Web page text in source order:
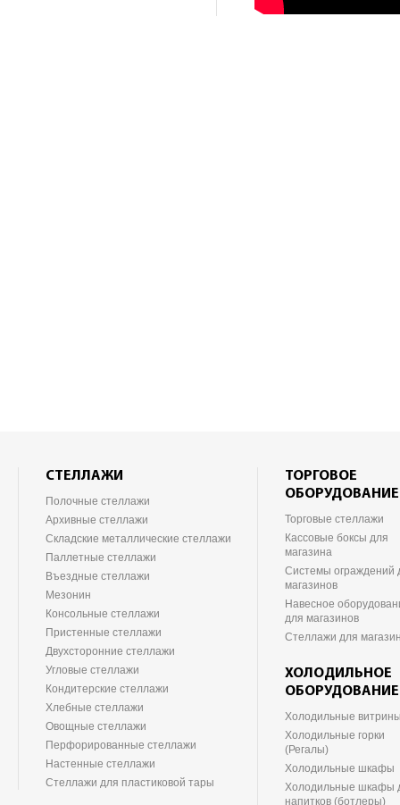
СТЕЛЛАЖИ
Полочные стеллажи
Архивные стеллажи
Складские металлические стеллажи
Паллетные стеллажи
Въездные стеллажи
Мезонин
Консольные стеллажи
Пристенные стеллажи
Двухсторонние стеллажи
Угловые стеллажи
Кондитерские стеллажи
Хлебные стеллажи
Овощные стеллажи
Перфорированные стеллажи
Настенные стеллажи
Стеллажи для пластиковой тары
ТОРГОВОЕ
ОБОРУДОВАНИЕ
Торговые стеллажи
Кассовые боксы для
магазина
Системы ограждений
магазинов
Навесное
для магазинов
Стеллажи для
ХОЛОДИЛЬНОЕ
ОБОРУДОВАНИЕ
Холодильные
Холодильные горки
(Регалы)
Холодильные шкафы
Холодильные шкафы
напитков (ботлеры)